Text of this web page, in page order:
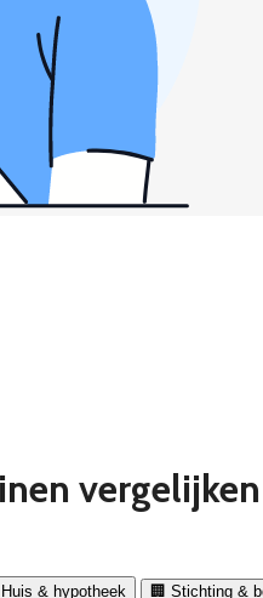
vergelijken
& hypotheek 🏢 Stichting &